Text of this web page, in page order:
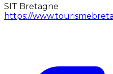
SIT Bretagne
https://